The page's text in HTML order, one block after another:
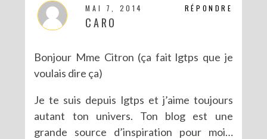
RÉPONDRE
MAI 7, 2014
CARO
Bonjour Mme Citron (ça fait lgtps que je
voulais dire ça)
Je te suis depuis lgtps et j’aime toujours
autant ton univers. Ton blog est une
grande source d’inspiration pour moi…